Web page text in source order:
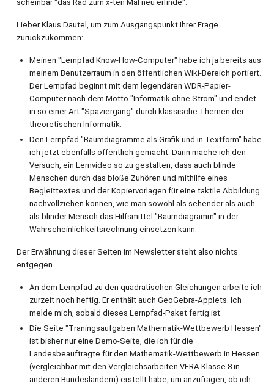
scheinbar "das Rad zum x-ten Mal neu erfinde".
Lieber Klaus Dautel, um zum Ausgangspunkt Ihrer Frage
zurückzukommen:
Meinen "Lernpfad Know-How-Computer" habe ich ja bereits aus
meinem Benutzerraum in den öffentlichen Wiki-Bereich portiert.
Der Lernpfad beginnt mit dem legendären WDR-Papier-
Computer nach dem Motto "Informatik ohne Strom" und endet
in so einer Art "Spaziergang" durch klassische Themen der
theoretischen Informatik.
Den Lernpfad "Baumdiagramme als Grafik und in Textform" habe
ich jetzt ebenfalls öffentlich gemacht. Darin mache ich den
Versuch, ein Lernvideo so zu gestalten, dass auch blinde
Menschen durch das bloße Zuhören und mithilfe eines
Begleittextes und der Kopiervorlagen für eine taktile Abbildung
nachvollziehen können, wie man sowohl als sehender als auch
als blinder Mensch das Hilfsmittel "Baumdiagramm" in der
Wahrscheinlichkeitsrechnung einsetzen kann.
Der Erwähnung dieser Seiten im Newsletter steht also nichts
entgegen.
An dem Lernpfad zu den quadratischen Gleichungen arbeite ich
zurzeit noch heftig. Er enthält auch GeoGebra-Applets. Ich
melde mich, sobald dieses Lernpfad-Paket fertig ist.
Die Seite "Traningsaufgaben Mathematik-Wettbewerb Hessen"
ist bisher nur eine Demo-Seite, die ich für die
Landesbeauftragte für den Mathematik-Wettbewerb in Hessen
(vergleichbar mit den Vergleichsarbeiten VERA Klasse 8 in
anderen Bundesländern) erstellt habe, um anzufragen, ob ich